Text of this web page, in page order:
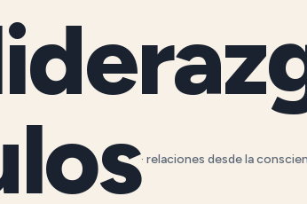
· relaciones desde la